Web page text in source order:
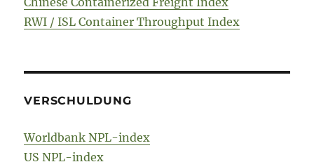
RWI / ISL Container Throughput Index
VERSCHULDUNG
Worldbank NPL-index
US NPL-index